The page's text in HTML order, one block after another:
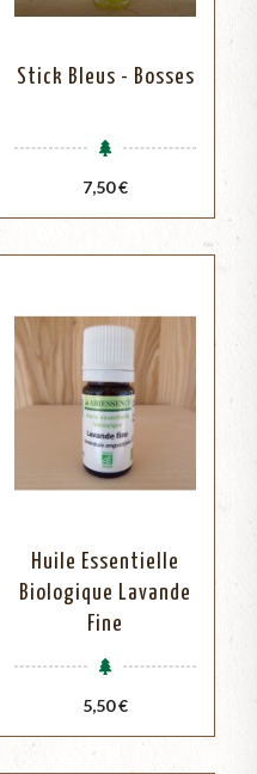
Stick Bleus - Bosses
Prix
7,50 €
Huile Essentielle
Biologique Lavande
Fine
Prix
5,50 €